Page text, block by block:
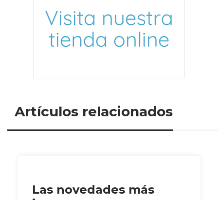
Artículos relacionados
Las novedades más